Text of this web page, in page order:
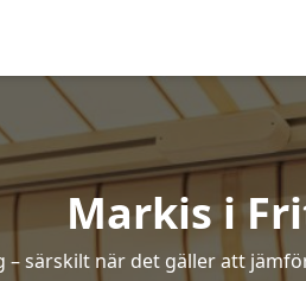
Markis i
särskilt när det gäller att